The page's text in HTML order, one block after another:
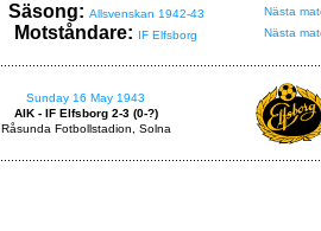
Säsong: Allsvenskan 1942-43
Nästa
Motståndare: IF Elfsborg Nästa
Sunday 16 May 1943
AIK - IF Elfsborg 2-3 (0-?)
Råsunda Fotbollstadion, Solna